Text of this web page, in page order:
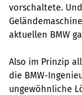
vorschaltete.
aktuellen BMW
Also im Prinzip
die BMW-
ungewöhnliche